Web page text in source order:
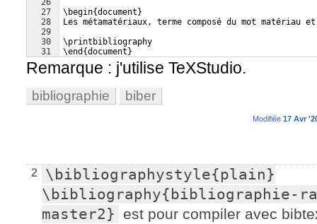
26
27
28
29
30
31
\begin{document}
Les métamatériaux, terme composé du mot
\printbibliography
\end{document}
Remarque : j'utilise TeXStudio.
bibliographie biber
Modifiée 17 Avr
2
\bibliographystyle{plain}
\bibliography{bibliographie-
master2}
est pour compiler avec